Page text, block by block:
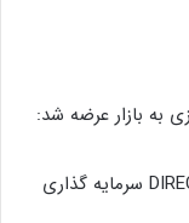
به بازار عرضه شد:
مهندسان ایسوس روی تکنولوژی DIRECT CU سرمایه گذاری